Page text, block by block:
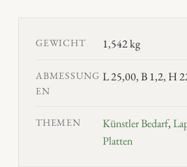
GEWICHT 1,542 kg
ABMESSUNG
EN
L 25,00, B 1,2, H
THEMEN Künstler Bedarf,
Platten